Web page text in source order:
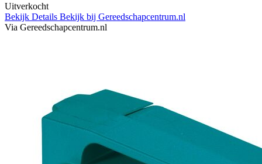
Uitverkocht
Bekijk Details Bekijk bij Gereedschapcentrum.nl
Via Gereedschapcentrum.nl